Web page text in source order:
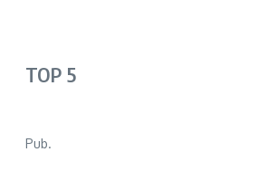
TOP 5
Pub.